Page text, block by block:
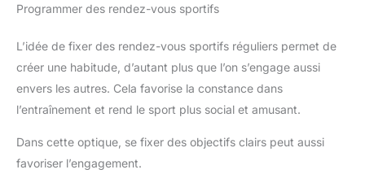
Programmer des rendez-vous sportifs
L’idée de fixer des rendez-vous sportifs réguliers permet de
créer une habitude, d’autant plus que l’on s’engage aussi
envers les autres. Cela favorise la constance dans
l’entraînement et rend le sport plus social et amusant.
Dans cette optique, se fixer des objectifs clairs peut aussi
favoriser l’engagement.